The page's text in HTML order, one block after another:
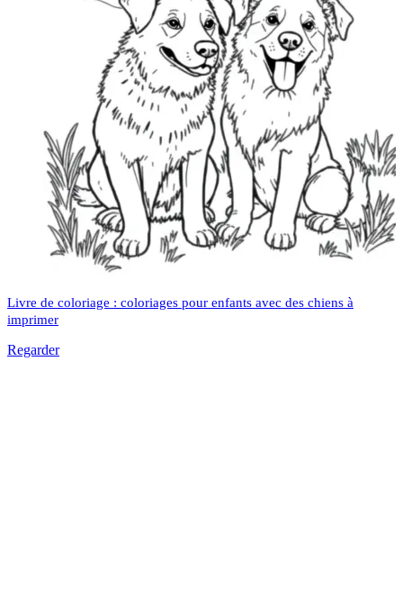
Livre de coloriage : coloriages pour enfants avec des chiens à
imprimer
Regarder